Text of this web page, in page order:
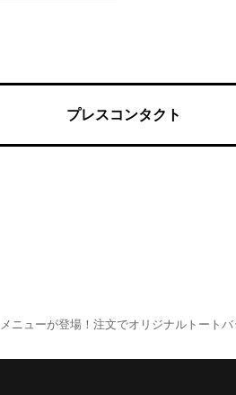
プレスコンタクト
ューが登場！注文でオリジナルトートバ